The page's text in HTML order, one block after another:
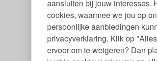
aansluiten bij jouw interesses.
cookies, waarmee we jou op
persoonlijke aanbiedingen
privacyverklaring. Klik op
ervoor om te weigeren? Dan